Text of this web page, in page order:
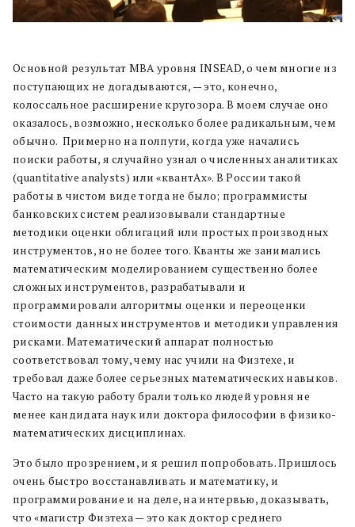
Основной результат MBA уровня INSEAD, о чем многие из
поступающих не догадываются, — это, конечно,
колоссальное расширение кругозора. В моем случае оно
оказалось, возможно, несколько более радикальным, чем
обычно. Примерно на полпути, когда уже начались
поиски работы, я случайно узнал о численных аналитиках
(quantitative analysts) или «квантАх». В России такой
работы в чистом виде тогда не было; программисты
банковских систем реализовывали стандартные
методики оценки облигаций или простых производных
инструментов, но не более того. Кванты же занимались
математическим моделированием существенно более
сложных инструментов, разрабатывали и
программировали алгоритмы оценки и переоценки
стоимости данных инструментов и методики управления
рисками. Математический аппарат полностью
соответствовал тому, чему нас учили на Физтехе, и
требовал даже более серьезных математических навыков.
Часто на такую работу брали только людей уровня не
менее кандидата наук или доктора философии в физико-
математических дисциплинах.
Это было прозрением, и я решил попробовать. Пришлось
очень быстро восстанавливать и математику, и
программирование и на деле, на интервью, доказывать,
что «магистр Физтеха — это как доктор среднего